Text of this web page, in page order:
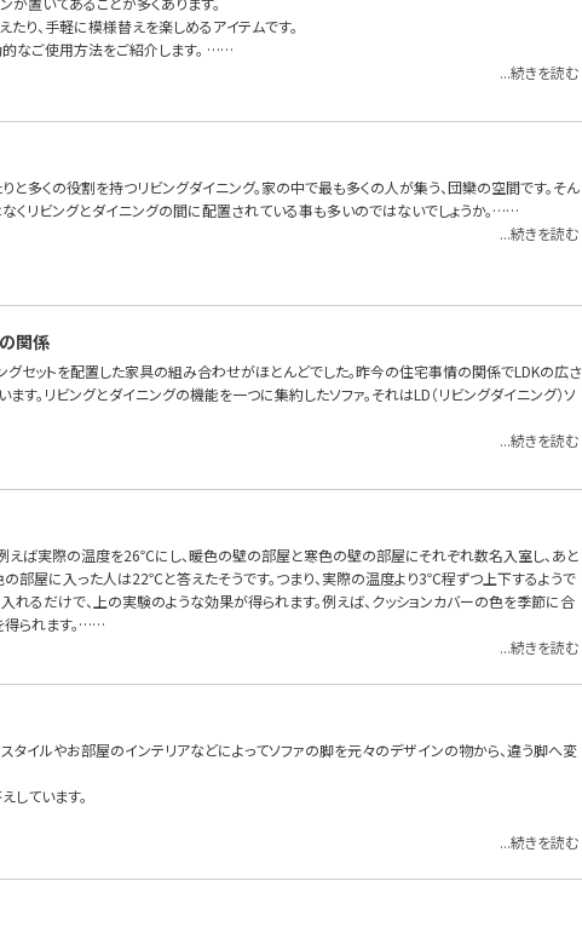
り、手軽に模様替えを楽しめるアイテムです。
的なご使用方法をご紹介します。 ……
...続きを読む
と多くの役割を持つリビングダイニング。家の中で最も多くの人が集う、団欒の空間です。そん
くリビングとダイニングの間に配置されている事も多いのではないでしょうか。……
...続きを読む
関係
グセットを配置した家具の組み合わせがほとんどでした。昨今の住宅事情の関係でLDKの広さ
す。リビングとダイニングの機能を一つに集約したソファ。それはLD（リビングダイニング）ソ
...続きを読む
えば実際の温度を26℃にし、暖色の壁の部屋と寒色の壁の部屋にそれぞれ数名入室し、あと
部屋に入った人は22℃と答えたそうです。つまり、実際の温度より3℃程ずつ上下するようで
れるだけで、上の実験のような効果が得られます。例えば、クッションカバーの色を季節に合
得られます。……
...続きを読む
タイルやお部屋のインテリアなどによってソファの脚を元々のデザインの物から、違う脚へ変
しています。
...続きを読む